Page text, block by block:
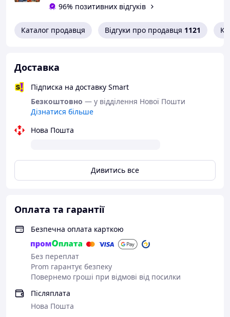
96% позитивних відгуків
Каталог продавця Відгуки про продавця 1121
Доставка
Підписка на доставку Smart
Безкоштовно — у відділення Нової Пошти
Дізнатися більше
Нова Пошта
Дивитись все
Оплата та гарантії
Безпечна оплата карткою
Без переплат
Prom гарантує безпеку
Повернемо гроші при відмові від посилки
Післяплата
Нова Пошта